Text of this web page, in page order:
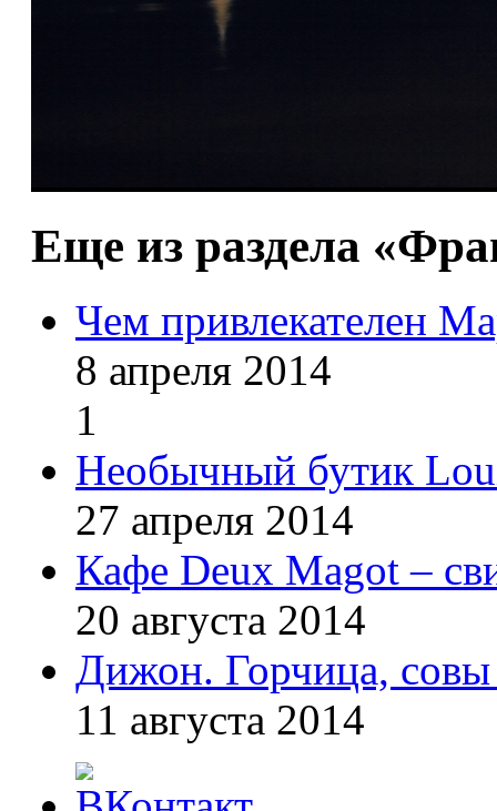
Еще из раздела
Чем привлекателен
8 апреля 2014
1
Необычный бутик
27 апреля 2014
Кафе Deux Magot –
20 августа 2014
Дижон. Горчица, совы
11 августа 2014